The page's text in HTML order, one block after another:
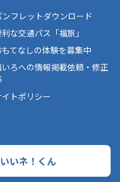
ンフレットダウンロード
な交通パス「福旅」
もてなしの体験を募集中
ろへの情報掲載依頼・修正
イトポリシー
いネ！くん